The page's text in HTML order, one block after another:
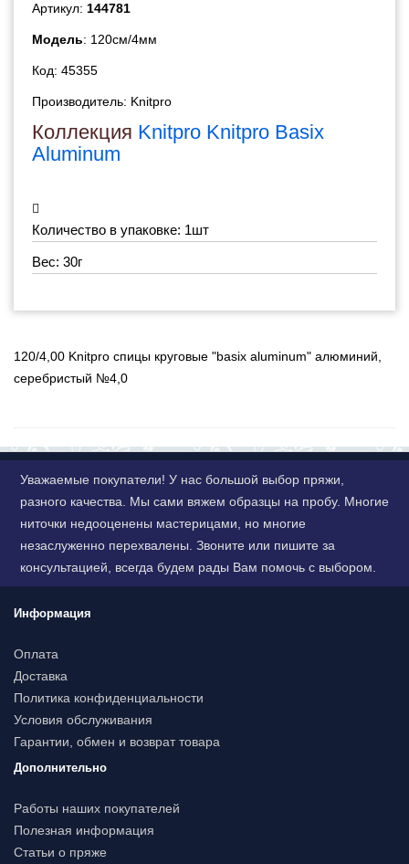
Артикул: 144781
Модель: 120см/4мм
Код: 45355
Производитель: Knitpro
Коллекция Knitpro Knitpro Basix
Aluminum
Количество в упаковке: 1шт
Вес: 30г
120/4,00 Knitpro спицы круговые "basix aluminum" алюминий,
серебристый №4,0
Уважаемые покупатели! У нас большой выбор пряжи,
разного качества. Мы сами вяжем образцы на пробу. Многие
ниточки недооценены мастерицами, но многие
незаслуженно перехвалены. Звоните или пишите за
консультацией, всегда будем рады Вам помочь с выбором.
Информация
Оплата
Доставка
Политика конфиденциальности
Условия обслуживания
Гарантии, обмен и возврат товара
Дополнительно
Работы наших покупателей
Полезная информация
Статьи о пряже